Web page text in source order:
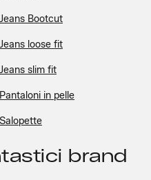
Jeans Bootcut
Jeans loose fit
Jeans slim fit
Pantaloni in pelle
Salopette
brand